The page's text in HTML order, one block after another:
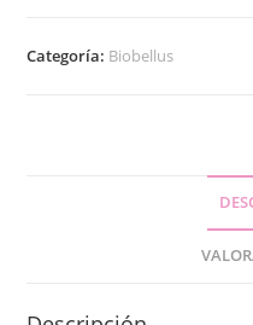
Categoría: Biobellus